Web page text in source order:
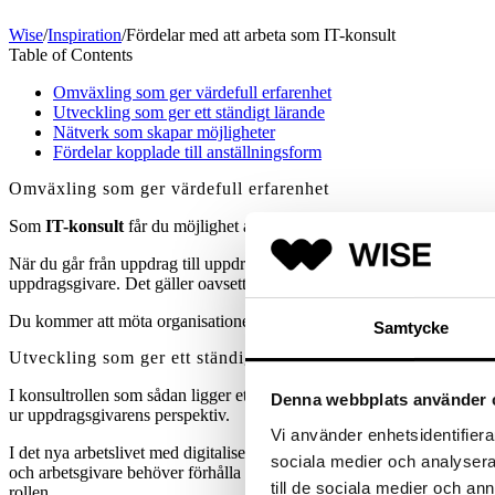
Samtycke
Denna webbplats använder
Vi använder
sociala medier och
till de sociala medier och
Wise/Inspiration/Fördelar med att arbeta som IT-konsult
Table of Contents
Omväxling som ger värdefull erfarenhet
Utveckling som ger ett ständigt lärande
Nätverk som skapar möjligheter
Fördelar kopplade till anställningsform
Omväxling som ger värdefull erfarenhet
Som IT-konsult får du möjlighet att på kortare tid än som anställd
När du går från uppdrag till uppdrag bygger du hela tiden på din
uppdragsgivare. Det gäller oavsett om dina uppdrag är kortare eller
Du kommer att möta organisationer som ligger i framkant och du
Utveckling som ger ett ständigt lärande
I konsultrollen som sådan ligger ett inslag av kontinuerligt lärande.
ur uppdragsgivarens perspektiv.
I det nya arbetslivet med digitalisering och ständigt förändrade
och arbetsgivare behöver förhålla sig till ett livslångt lärande,